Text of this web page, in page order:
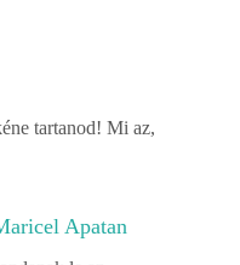
tartanod! Mi az,
Apatan